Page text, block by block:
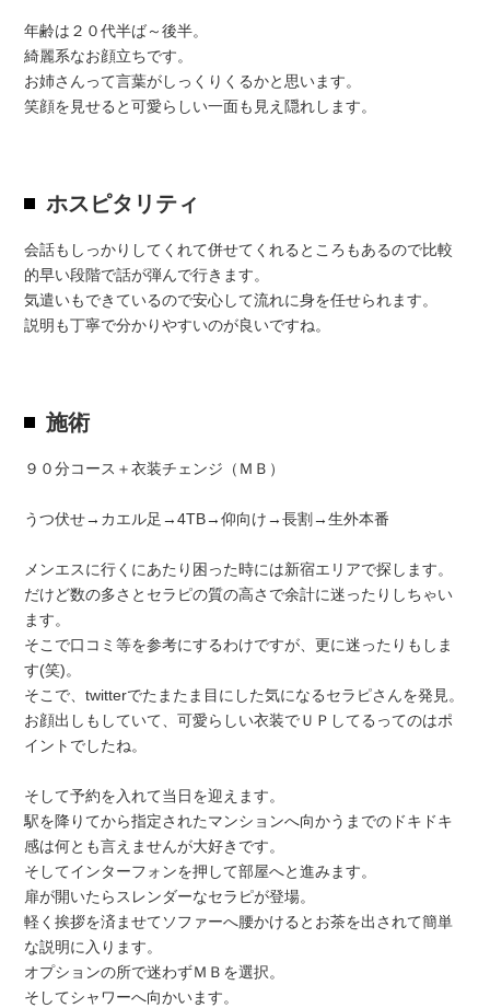
年齢は２０代半ば～後半。
綺麗系なお顔立ちです。
お姉さんって言葉がしっくりくるかと思います。
笑顔を見せると可愛らしい一面も見え隠れします。
ホスピタリティ
会話もしっかりしてくれて併せてくれるところもあるので比較
的早い段階で話が弾んで行きます。
気遣いもできているので安心して流れに身を任せられます。
説明も丁寧で分かりやすいのが良いですね。
施術
９０分コース＋衣装チェンジ（ＭＢ）
うつ伏せ→カエル足→4TB→仰向け→長割→生外本番
メンエスに行くにあたり困った時には新宿エリアで探します。
だけど数の多さとセラピの質の高さで余計に迷ったりしちゃい
ます。
そこで口コミ等を参考にするわけですが、更に迷ったりもしま
す(笑)。
そこで、twitterでたまたま目にした気になるセラピさんを発見。
お顔出しもしていて、可愛らしい衣装でＵＰしてるってのはポ
イントでしたね。
そして予約を入れて当日を迎えます。
駅を降りてから指定されたマンションへ向かうまでのドキドキ
感は何とも言えませんが大好きです。
そしてインターフォンを押して部屋へと進みます。
扉が開いたらスレンダーなセラピが登場。
軽く挨拶を済ませてソファーへ腰かけるとお茶を出されて簡単
な説明に入ります。
オプションの所で迷わずＭＢを選択。
そしてシャワーへ向かいます。